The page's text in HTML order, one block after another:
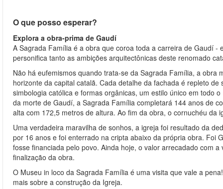
O que posso esperar?
Explora a obra-prima de Gaudí
A Sagrada Família é a obra que coroa toda a carreira de Gaudí
personifica tanto as ambições arquitectônicas deste renomado
Não há eufemismos quando trata-se da Sagrada Família, a
horizonte da capital catalã. Cada detalhe da fachada é repleto
simbologia católica e formas orgânicas, um estilo único em todo
da morte de Gaudí, a Sagrada Família completará 144 anos de
alta com 172,5 metros de altura. Ao fim da obra, o cornuchéu
Uma verdadeira maravilha de sonhos, a igreja foi resultado da
por 16 anos e foi enterrado na cripta abaixo da própria obra. Foi
fosse financiada pelo povo. Ainda hoje, o valor arrecadado com
finalização da obra.
O Museu in loco da Sagrada Família é uma visita que vale a
mais sobre a construção da Igreja.